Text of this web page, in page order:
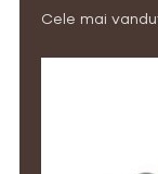
Cele mai